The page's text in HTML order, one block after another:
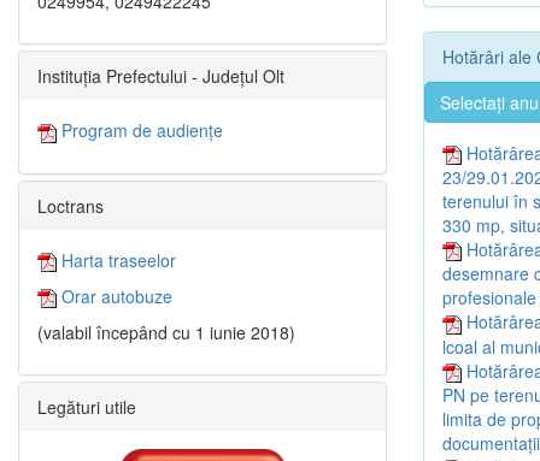
Hotărâri ale
Selectați
23/
terenului în
330 mp,
desemnare
lcoal al
PN pe
limita de
Instituția Prefectului - Județul Olt
Program de audiențe
Loctrans
Harta traseelor
Orar autobuze
(valabil începând cu 1 iunie 2018)
Legături utile